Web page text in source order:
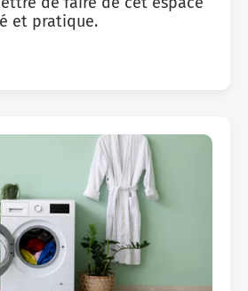
et pratique.